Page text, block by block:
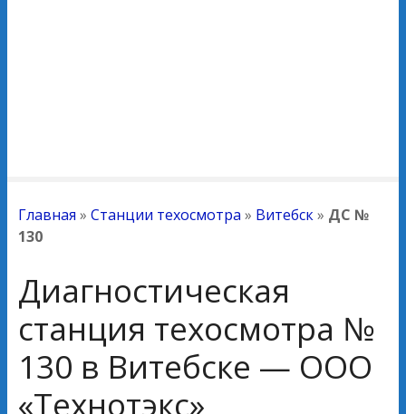
Главная » Станции техосмотра » Витебск» ДС №
130
Диагностическая
станция техосмотра №
130 в Витебске — ООО
«Технотэкс»